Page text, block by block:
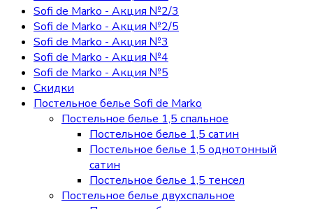
Sofi de Marko - Акция №2/3
Sofi de Marko - Акция №2/5
Sofi de Marko - Акция №3
Sofi de Marko - Акция №4
Sofi de Marko - Акция №5
Скидки
Постельное белье Sofi de Marko
Постельное белье 1,5 спальное
Постельное белье 1,5 сатин
Постельное белье 1,5 однотонный
сатин
Постельное белье 1,5 тенсел
Постельное белье двухспальное